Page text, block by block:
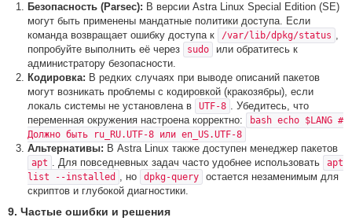
Безопасность (Parsec): В версии Astra Linux Special Edition (SE)
могут быть применены мандатные политики доступа. Если
команда возвращает ошибку доступа к
/var/lib/dpkg/status ,
попробуйте выполнить её через
sudo
или обратитесь к
администратору безопасности.
Кодировка: В редких случаях при выводе описаний пакетов
могут возникать проблемы с кодировкой (кракозябры), если
локаль системы не установлена в
UTF-8 . Убедитесь, что
переменная окружения настроена корректно:
bash echo $LANG #
Должно быть ru_RU.UTF-8 или en_US.UTF-8
Альтернативы: В Astra Linux также доступен менеджер пакетов
apt . Для повседневных задач часто удобнее использовать
apt
list --installed , но dpkg-query
остается незаменимым для
скриптов и глубокой диагностики.
9. Частые ошибки и решения